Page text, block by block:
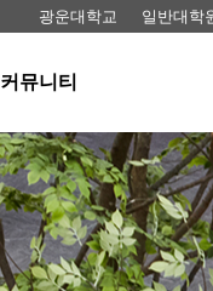
일반대학
광운대학교
커뮤니티
공지사항
뉴스
동영상
FAQ